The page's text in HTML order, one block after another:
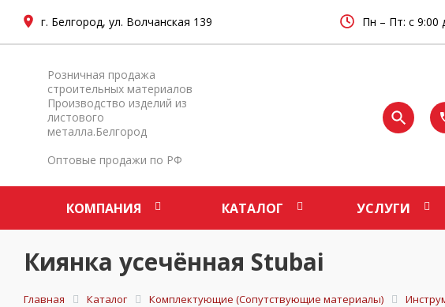
г. Белгород, ул. Волчанская 139 Пн – Пт: с 9:00
Розничная продажа
строительных материалов
Производство изделий из
листового
металла.Белгород
Оптовые продажи по РФ
КОМПАНИЯ КАТАЛОГ УСЛУГИ
Киянка усечённая Stubai
Главная Каталог Комплектующие (Сопутствующие материалы)